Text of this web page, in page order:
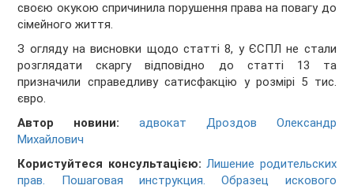
своєю окукою спричинила порушення права на повагу до
сімейного життя.
З огляду на висновки щодо статті 8, у ЄСПЛ не стали
розглядати скаргу відповідно до статті 13 та
призначили справедливу сатисфакцію у розмірі 5 тис.
євро.
Автор новини:
адвокат Дроздов Олександр
Михайлович
Користуйтеся консультацією: Лишение родительских
прав. Пошаговая инструкция. Образец искового